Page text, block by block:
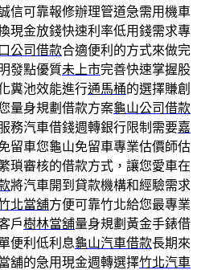
信可靠報修辦理管道急需用機車
現金放錢快速利率低用錢需求專
公司借款合適便利的方式來做完
發點優質未上市完善快速掌握股
糞池效能進行通馬桶的選擇賺創
量身規劃借款方案龜山公司借款
務汽車借錢週轉銀行限制需要嘉
留車您龜山免留車專業估價師估
瑣審核的借款方式，讓您愛車在
將汽車開到貸款機構和經驗需求
北當舖方便可靠竹北給您最專業
戶樹林當舖量身規劃黃金手錶借
便利低利息龜山汽車借款長期來
舖的急用現金週轉選擇竹北汽車